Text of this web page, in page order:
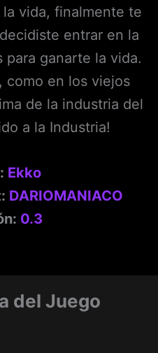
vida, finalmente te
entrar en la
para ganarte la vida.
como en los viejos
de la industria del
a la Industria!
Ekko
DARIOMANIACO
0.3
del Juego